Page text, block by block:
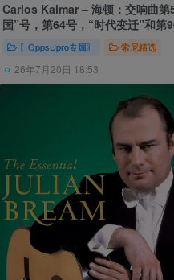
久石让,Music Future Band – 久石让指挥极简音乐 – 音乐未来 VI (2.8MHz DSD)
Carlos Kalmar – 海顿：交响曲第
国”号，第64号，“时代变迁”和第
号 (俄勒冈交响乐团，卡尔玛)
〖OppsUpro专属〗 索尼精选
26年7月20日 18:53